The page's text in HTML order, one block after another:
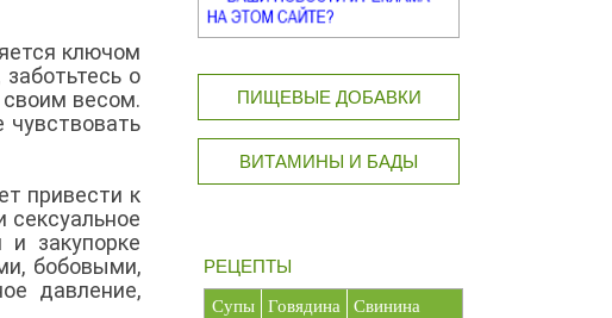
ключом
о
весом.
привести к
закупорке
бобовыми,
давление,
ПИЩЕВЫЕ ДОБАВКИ
ВИТАМИНЫ И БАДЫ
РЕЦЕПТЫ
Супы Говядина Свинина